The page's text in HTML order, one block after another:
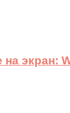
на экран: